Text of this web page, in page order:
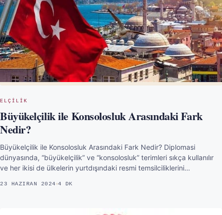
ELÇILIK
Büyükelçilik ile Konsolosluk Arasındaki Fark
Nedir?
Büyükelçilik ile Konsolosluk Arasındaki Fark Nedir? Diplomasi
dünyasında, “büyükelçilik” ve “konsolosluk” terimleri sıkça kullanılır
ve her ikisi de ülkelerin yurtdışındaki resmi temsilciliklerini…
23 HAZIRAN 2024 4 DK